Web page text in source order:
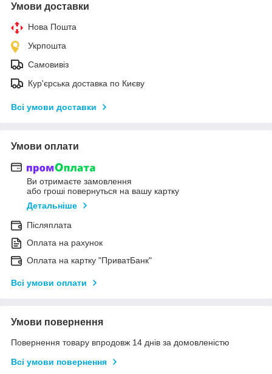
Умови доставки
Нова Пошта
Укрпошта
Самовивіз
Кур'єрська доставка по Києву
Всі умови доставки
Умови оплати
Ви отримаєте замовлення
або гроші повернуться на вашу картку
Детальніше
Післяплата
Оплата на рахунок
Оплата на картку "ПриватБанк"
Всі умови оплати
Умови повернення
Повернення товару впродовж 14 днів за домовленістю
Всі умови повернення